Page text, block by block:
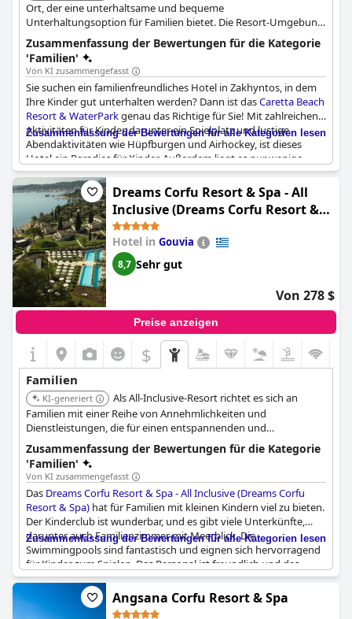
Ort, der eine unterhaltsame und bequeme
Unterhaltungsoption für Familien bietet. Die Resort-Umgebung
ist speziell auf Familien zugeschnitten, mit Annehmlichkeiten,
die darauf ausgelegt sind, Kinder zu unterhalten.
Zusammenfassung der Bewertungen für die Kategorie
'Familien'
Von KI zusammengefasst
Sie suchen ein familienfreundliches Hotel in Zakhyntos, in dem
Ihre Kinder gut unterhalten werden? Dann ist dasCaretta Beach
Resort & WaterParkgenau das Richtige für Sie! Mit zahlreichen
Aktivitäten für Kinder, darunter ein Spielplatz und lustige
Abendaktivitäten wie Hüpfburgen und Airhockey, ist dieses
Hotel ein Paradies für Kinder. Außerdem liegt es nur wenige
Minuten vom Flughafen entfernt und bietet All-inclusive-Service,
einen kostenlosen Shuttle zum Strand und tolle Aktivitäten, die
der OPA!Grecos-Club für polnische Touristen organisiert, wie z.
B. eine Minidisco für Kinder. Familien mit kleinen Kindern werden
die vielen Pools, das gute Essen und das freundliche Personal in
diesem kompletten und komfortablen Resort lieben. Und mit
den vielen Möglichkeiten für kinderfreundlichen Spaß, von
Wasserrutschen bis zu Miniclubs (wie dem Klub delfinki), werden
Ihre Kinder während Ihres gesamten Aufenthalts beschäftigt
und glücklich sein. Wenn Sie also in Ihrem nächsten Urlaub in
Zakhyntos entspannen und Ihren Kindern eine Menge Spaß
Caretta Beach Resort & WaterPark
Zusammenfassung der Bewertungen für alle Kategorien lesen
Dreams Corfu Resort & Spa - All
Inclusive (Dreams Corfu Resort &
Spa)
Hotel in Gouvia
8,7 Sehr gut
Von 278 $
Preise anzeigen
$
Familien
KI-generiert
Als All-Inclusive-Resort richtet es sich an
Familien mit einer Reihe von Annehmlichkeiten und
Dienstleistungen, die für einen entspannenden und
angenehmen Urlaub konzipiert sind. Der All-Inclusive-Charakter
vereinfacht das Urlaubserlebnis.
Zusammenfassung der Bewertungen für die Kategorie
'Familien'
Von KI zusammengefasst
Das Dreams Corfu Resort & Spa - All Inclusive (Dreams Corfu
Resort & Spa) hat für Familien mit kleinen Kindern viel zu bieten.
Der Kinderclub ist wunderbar, und es gibt viele Unterkünfte,
darunter auch Familienzimmer mit Meerblick. Die
Swimmingpools sind fantastisch und eignen sich hervorragend
für Kinder zum Spielen. Das Personal ist freundlich und das
Animationsteam bietet gute Shows. Das Hotel liegt außerdem in
der Nähe des Stadtzentrums von Korfu und bietet Wassersport
und Bootstouren direkt am Strand an. Die abendliche
Zusammenfassung der Bewertungen für alle Kategorien lesen
Angsana Corfu Resort & Spa